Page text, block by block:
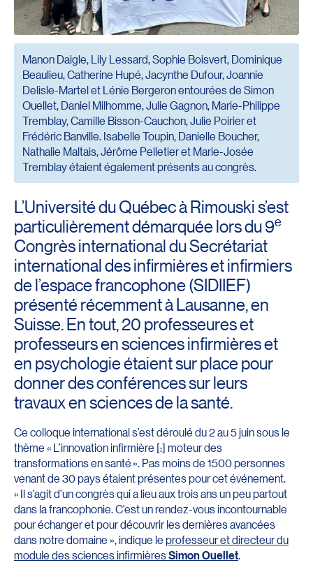
Manon Daigle, Lily Lessard, Sophie Boisvert, Dominique
Beaulieu, Catherine Hupé, Jacynthe Dufour, Joannie
Delisle-Martel et Lénie Bergeron entourées de Simon
Ouellet, Daniel Milhomme, Julie Gagnon, Marie-Philippe
Tremblay, Camille Bisson-Cauchon, Julie Poirier et
Frédéric Banville. Isabelle Toupin, Danielle Boucher,
Nathalie Maltais, Jérôme Pelletier et Marie-Josée
Tremblay étaient également présents au congrès.
L’Université du Québec à Rimouski s’est
particulièrement démarquée lors du 9e
Congrès international du Secrétariat
international des infirmières et infirmiers
de l’espace francophone (SIDIIEF)
présenté récemment à Lausanne, en
Suisse. En tout, 20 professeures et
professeurs en sciences infirmières et
en psychologie étaient sur place pour
donner des conférences sur leurs
travaux en sciences de la santé.
Ce colloque international s’est déroulé du 2 au 5 juin sous le
thème « L’innovation infirmière [:] moteur des
transformations en santé ». Pas moins de 1500 personnes
venant de 30 pays étaient présentes pour cet événement.
« Il s’agit d’un congrès qui a lieu aux trois ans un peu partout
dans la francophonie. C’est un rendez-vous incontournable
pour échanger et pour découvrir les dernières avancées
dans notre domaine », indique leprofesseur et directeur du
module des sciences infirmièresSimon Ouellet.